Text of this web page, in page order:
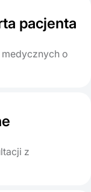
pacjenta
o
z